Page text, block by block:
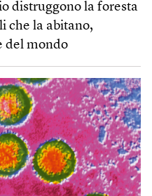
distruggono la foresta
che la abitano,
del mondo